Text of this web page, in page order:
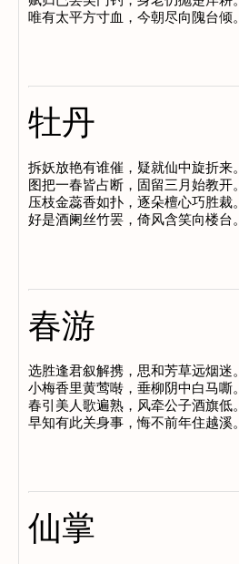
牡丹
拆妖放艳有谁催，疑就仙中旋折来。
图把一春皆占断，固留三月始教开。
压枝金蕊香如扑，逐朵檀心巧胜裁。
春游
选胜逢君叙解携，思和芳草远烟迷。
小梅香里黄莺啭，垂柳阴中白马嘶。
春引美人歌遍熟，风牵公子酒旗低。
仙掌